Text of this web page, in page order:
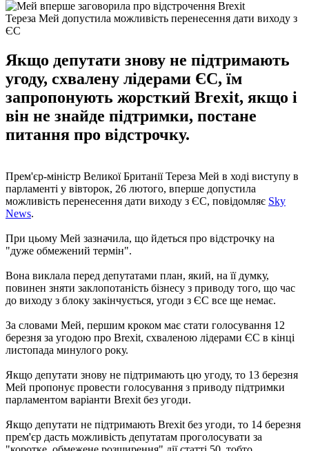
Тереза Мей допустила можливість перенесення дати виходу з
ЄС
Якщо депутати знову не підтримають
угоду, схвалену лідерами ЄС, їм
запропонують жорсткий Brexit, якщо і
він не знайде підтримки, постане
питання про відстрочку.
Прем'єр-міністр Великої Британії Тереза ​​Мей в ході виступу в
парламенті у вівторок, 26 лютого, вперше допустила
можливість перенесення дати виходу з ЄС, повідомляє Sky
News.
При цьому Мей зазначила, що йдеться про відстрочку на
"дуже обмежений термін".
Вона виклала перед депутатами план, який, на її думку,
повинен зняти заклопотаність бізнесу з приводу того, що час
до виходу з блоку закінчується, угоди з ЄС все ще немає.
За словами Мей, першим кроком має стати голосування 12
березня за угодою про Brexit, схваленою лідерами ЄС в кінці
листопада минулого року.
Якщо депутати знову не підтримають цю угоду, то 13 березня
Мей пропонує провести голосування з приводу підтримки
парламентом варіанти Brexit без угоди.
Якщо депутати не підтримають Brexit без угоди, то 14 березня
прем'єр дасть можливість депутатам проголосувати за